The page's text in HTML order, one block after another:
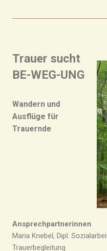
Trauer sucht
BE-WEG-UNG
Wandern und
Ausflüge für
Trauernde
Ansprechpartnerinnen
Maria Knebel, Dipl.
Trauerbegleitung